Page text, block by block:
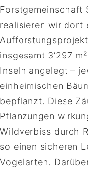
Forstgemeinschaft
realisieren wir dort
insgesamt 3’297
Inseln angelegt –
einheimischen
bepflanzt. Diese
Pflanzungen
Wildverbiss durch
so einen sicheren
Vogelarten.